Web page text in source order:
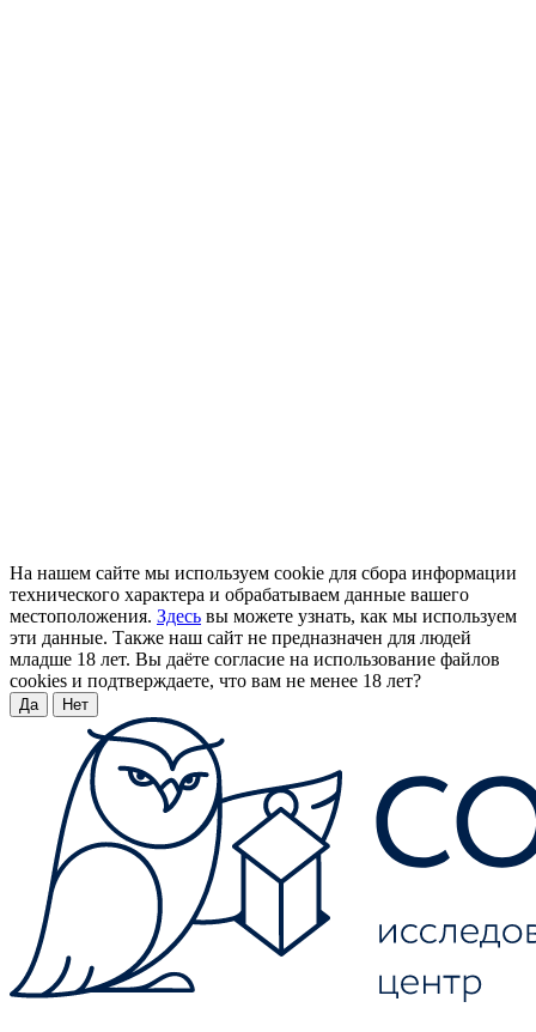
На нашем сайте мы используем cookie для сбора информации
технического характера и обрабатываем данные вашего
местоположения. Здесь вы можете узнать, как мы используем
эти данные. Также наш сайт не предназначен для людей
младше 18 лет. Вы даёте согласие на использование файлов
cookies и подтверждаете, что вам не менее 18 лет?
Да Нет